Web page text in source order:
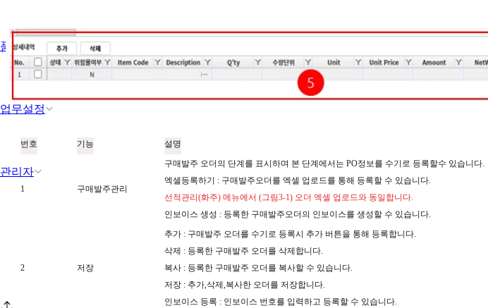
품목관리
업무설정
관리자
번호 기능 설명
1 구매발주관리
구매발주 오더의 단계를 표시하며 본 단계에서는 PO정보를 수기로 등록할수 있습니다.
엑셀등록하기 : 구매발주오더를 엑셀 업로드를 통해 등록할 수 있습니다.
선적관리(화주) 메뉴에서 (그림3-1) 오더 엑셀 업로드와 동일합니다.
인보이스 생성 : 등록한 구매발주오더의 인보이스를 생성할 수 있습니다.
2 저장
추가 : 구매발주 오더를 수기로 등록시 추가 버튼을 통해 등록합니다.
삭제 : 등록한 구매발주 오더를 삭제합니다.
복사 : 등록한 구매발주 오더를 복사할 수 있습니다.
저장 : 추가,삭제,복사한 오더를 저장합니다.
인보이스 등록 : 인보이스 번호를 입력하고 등록할 수 있습니다.